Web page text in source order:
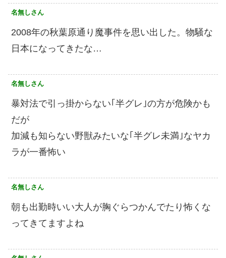
名無しさん
2008年の秋葉原通り魔事件を思い出した。物騒な
日本になってきたな…
名無しさん
暴対法で引っ掛からない｢半グレ｣の方が危険かも
だが
加減も知らない野獣みたいな｢半グレ未満｣なヤカ
ラが一番怖い
名無しさん
朝も出勤時いい大人が胸ぐらつかんでたり怖くな
ってきてますよね